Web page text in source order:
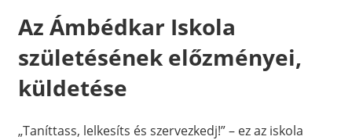
Az Ámbédkar Iskola
születésének előzményei,
küldetése
„Taníttass, lelkesíts és szervezkedj!” – ez az iskola